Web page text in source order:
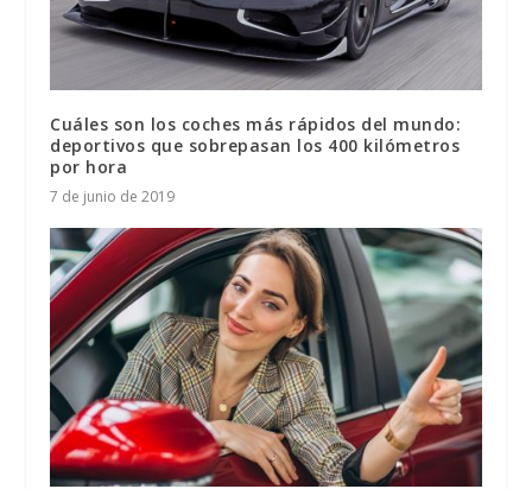
Cuáles son los coches más rápidos del mundo:
deportivos que sobrepasan los 400 kilómetros
por hora
7 de junio de 2019